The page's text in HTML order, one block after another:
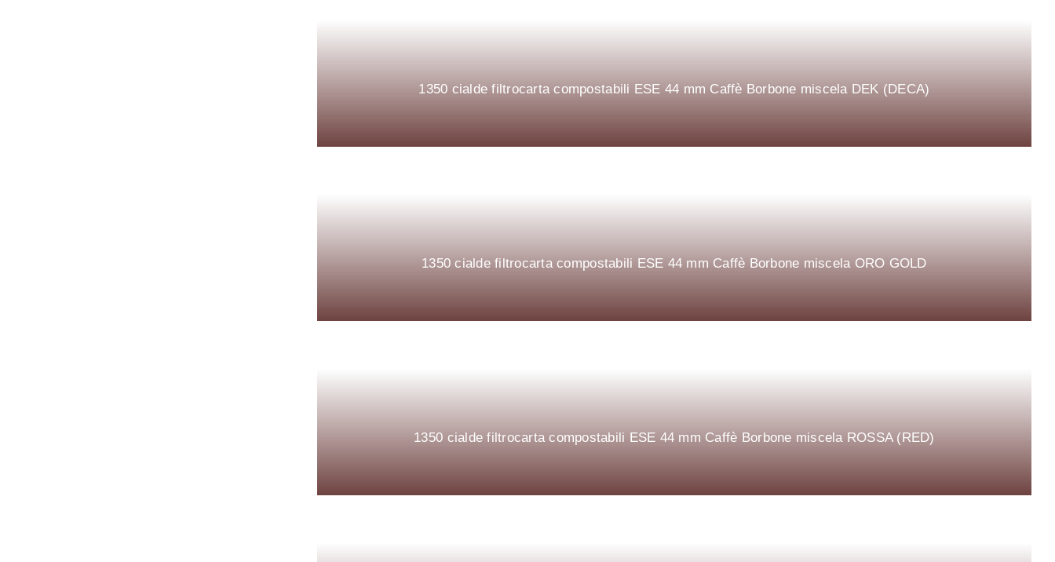
1350 cialde filtrocarta compostabili ESE 44 mm Caffè Borbone miscela DEK (DECA)
1350 cialde filtrocarta compostabili ESE 44 mm Caffè Borbone miscela ORO GOLD
1350 cialde filtrocarta compostabili ESE 44 mm Caffè Borbone miscela ROSSA (RED)